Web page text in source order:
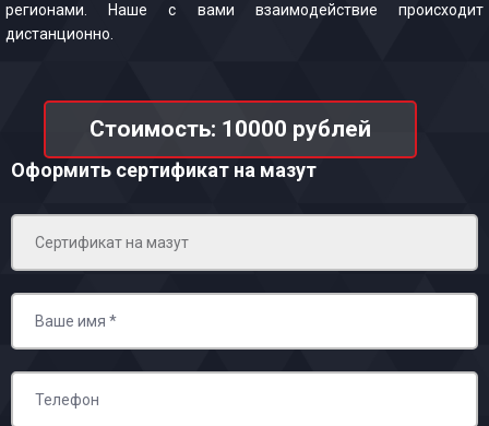
регионами. Наше с вами взаимодействие происходит
дистанционно.
Стоимость: 10000 рублей
Оформить сертификат на мазут